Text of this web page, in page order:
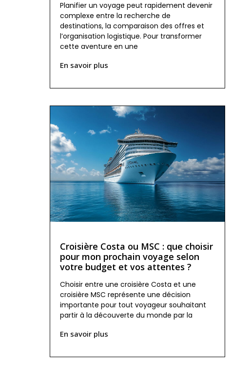
Planifier un voyage peut rapidement devenir
complexe entre la recherche de
destinations, la comparaison des offres et
l’organisation logistique. Pour transformer
cette aventure en une
En savoir plus
Croisière Costa ou MSC : que choisir
pour mon prochain voyage selon
votre budget et vos attentes ?
Choisir entre une croisière Costa et une
croisière MSC représente une décision
importante pour tout voyageur souhaitant
partir à la découverte du monde par la
En savoir plus